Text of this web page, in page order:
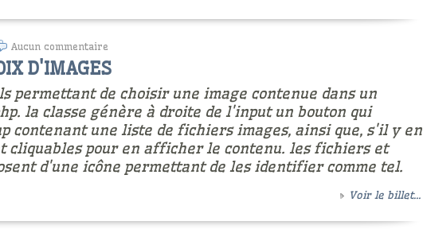
Aucun commentaire
D'IMAGES
permettant de choisir une image contenue dans un
la classe génère à droite de l'input un bouton qui
contenant une liste de fichiers images, ainsi que, s'il y en
cliquables pour en afficher le contenu. les fichiers et
d'une icône permettant de les identifier comme tel.
Voir le billet...